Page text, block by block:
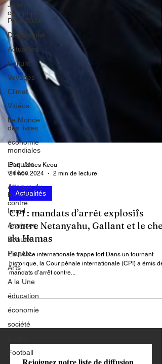
Jeux
olympiques
Paris 2024
Disparitions
Actualités
Culture
Voyages
Climat
Vidéos
Le Monde
des livres
économie
mondiales
Enquête
vidéos
Attaque du
Hamas
contre
Israël
Analyses
Beauté
Planète
Arts
A la Une
éducation
économie
société
Football
Par : James Keou
21 nov. 2024
Actualités
CPI : mandats d’arrêt explosifs
contre Netanyahu, Gallant et le chef
du Hamas
La justice internationale frappe fort Dans un tournant
historique, la Cour pénale internationale (CPI) a émis
mandats d’arrêt contre...